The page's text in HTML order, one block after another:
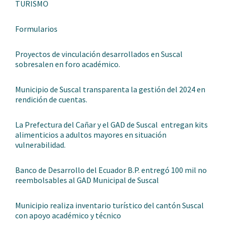
TURISMO
Formularios
Proyectos de vinculación desarrollados en Suscal
sobresalen en foro académico.
Municipio de Suscal transparenta la gestión del 2024 en
rendición de cuentas.
La Prefectura del Cañar y el GAD de Suscal entregan kits
alimenticios a adultos mayores en situación
vulnerabilidad.
Banco de Desarrollo del Ecuador B.P. entregó 100 mil no
reembolsables al GAD Municipal de Suscal
Municipio realiza inventario turístico del cantón Suscal
con apoyo académico y técnico